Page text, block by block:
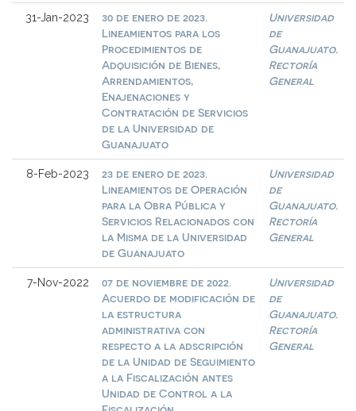
31-Jan-2023
30 de enero de 2023.
Lineamientos para los
Procedimientos de
Adquisición de Bienes,
Arrendamientos,
Enajenaciones y
Contratación de Servicios
de la Universidad de
Guanajuato
Universidad
de
Guanajuato.
Rectoría
General
8-Feb-2023
23 de enero de 2023.
Lineamientos de Operación
para la Obra Pública y
Servicios Relacionados con
la Misma de la Universidad
de Guanajuato
Universidad
de
Guanajuato.
Rectoría
General
7-Nov-2022
07 de noviembre de 2022.
Acuerdo de modificación de
la estructura
administrativa con
respecto a la adscripción
de la Unidad de Seguimiento
a la Fiscalización antes
Unidad de Control a la
Universidad
de
Guanajuato.
Rectoría
General